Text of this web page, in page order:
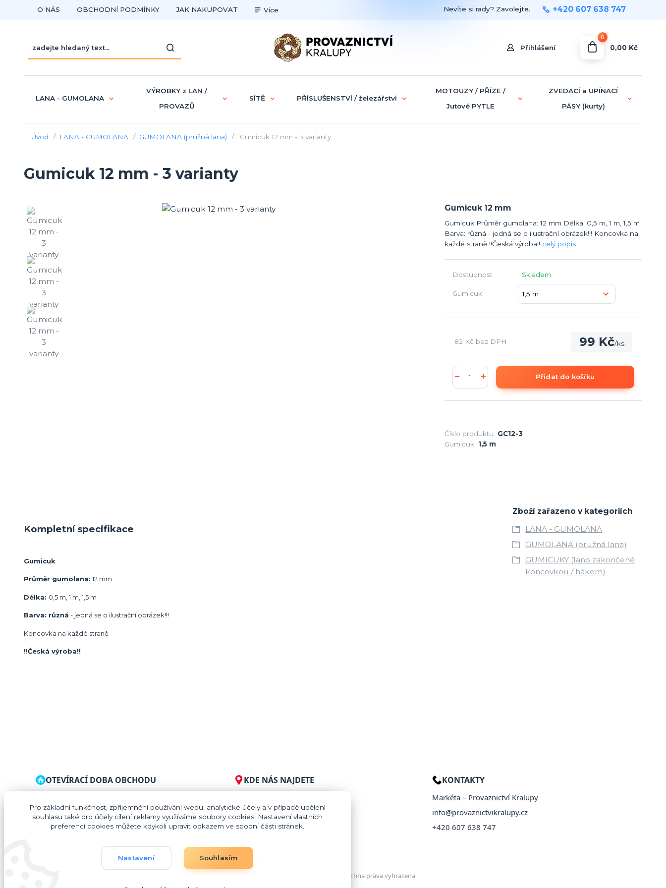
O NÁS OBCHODNÍ PODMÍNKY JAK NAKUPOVAT Více
Přihlášení
Nevíte si rady? Zavolejte. +420 607 638 747
0
0,00 Kč
LANA - GUMOLANA
VÝROBKY z LAN /
PROVAZŮ
SÍTĚ PŘÍSLUŠENSTVÍ / železářství
MOTOUZY / PŘÍZE /
Jutové PYTLE
ZVEDACÍ a UPÍNACÍ
PÁSY (kurty)
Úvod LANA - GUMOLANA GUMOLANA (pružná lana) Gumicuk 12 mm - 3 varianty
Gumicuk 12 mm - 3 varianty
Gumicuk 12 mm
Gumicuk Průměr gumolana: 12 mm Délka: 0,5 m, 1 m, 1,5 m
Barva: různá - jedná se o ilustrační obrázek!!! Koncovka na
každé straně !!Česká výroba!! celý popis
Dostupnost Skladem
Gumicuk
99 Kč/ks
82 Kč bez DPH
Přidat do košíku
Číslo produktu: GC12-3
Gumicuk: 1,5 m
Kompletní specifikace
Gumicuk
Průměr gumolana: 12 mm
Délka: 0,5 m, 1 m, 1,5 m
Barva: různá - jedná se o ilustrační obrázek!!!
Koncovka na každé straně
!!Česká výroba!!
Zboží zařazeno v kategoriích
LANA - GUMOLANA
GUMOLANA (pružná lana)
GUMICUKY (lano zakončené
koncovkou / hákem)
OTEVÍRACÍ DOBA OBCHODU
Úterý – Pátek: 09:00 – 16:00
Pokud Vám otevírací doba nevyhovuje, neváhejte mne
KDE NÁS NAJDETE
Přemyslova 319/123
278 01 Kralupy nad Vltavou
KONTAKTY
Markéta – Provaznictví Kralupy
info@provaznictvikralupy.cz
+420 607 638 747
© 2026 Provaznictví Kralupy – Všechna práva vyhrazena
Pro základní funkčnost, zpříjemnění používání webu, analytické účely a v případě udělení
souhlasu také pro účely cílení reklamy využíváme soubory cookies. Nastavení vlastních
preferencí cookies můžete kdykoli upravit odkazem ve spodní části stránek.
Nastavení Souhlasím